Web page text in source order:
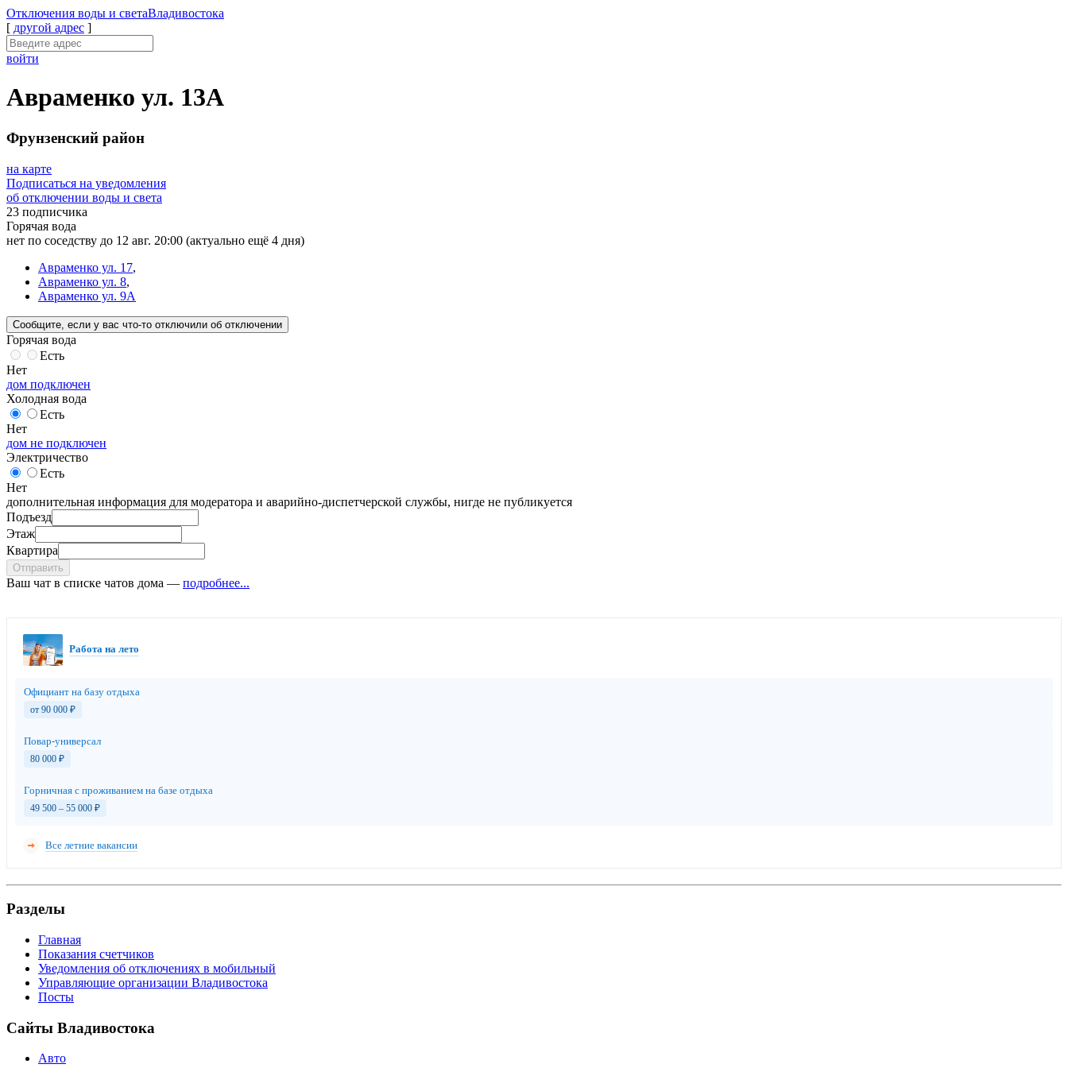
Отключения воды и светаВладивостока
[ другой адрес ]
войти
Авраменко ул. 13А
Фрунзенский район
на карте
Подписаться на уведомления
об отключении воды и света
23 подписчика
Горячая вода
нет по соседству до 12 авг. 20:00 (актуально ещё 4 дня)
Авраменко ул. 17,
Авраменко ул. 8,
Авраменко ул. 9А
Сообщите , если у вас что-то отключили об отключении
Горячая вода
Есть
Нет
дом подключен
Холодная вода
Есть
Нет
дом не подключен
Электричество
Есть
Нет
дополнительная информация для модератора и аварийно-диспетчерской службы, нигде не публикуется
Подъезд
Этаж
Квартира
Отправить
Ваш чат в списке чатов дома — подробнее...
Работа на лето
Официант на базу отдыха
от 90 000 ₽
Повар-универсал
80 000 ₽
Горничная с проживанием на базе отдыха
49 500 – 55 000 ₽
Все летние вакансии
Разделы
Главная
Показания счетчиков
Уведомления об отключениях в мобильный
Управляющие организации Владивостока
Посты
Сайты Владивостока
Авто